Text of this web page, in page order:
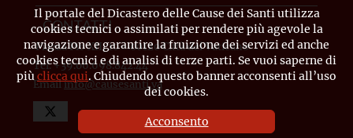
CONTATTI
Piazza Pio XII, 10 - 00120 Città del Vaticano
Tel. +39.06.698.842.44
Emailinfo@causesanti.va
Il portale del Dicastero delle Cause dei Santi utilizza
cookies tecnici o assimilati per rendere più agevole la
navigazione e garantire la fruizione dei servizi ed anche
cookies tecnici e di analisi di terze parti. Se vuoi saperne di
piùclicca qui. Chiudendo questo banner acconsenti all’uso
dei cookies.
Acconsento